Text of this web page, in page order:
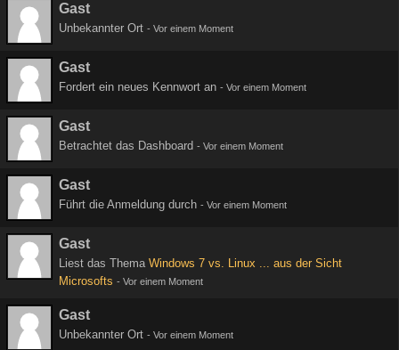
Gast
Unbekannter Ort - Vor einem Moment
Gast
Fordert ein neues Kennwort an - Vor einem Moment
Gast
Betrachtet das Dashboard - Vor einem Moment
Gast
Führt die Anmeldung durch - Vor einem Moment
Gast
Liest das Thema Windows 7 vs. Linux ... aus der Sicht
Microsofts - Vor einem Moment
Gast
Unbekannter Ort - Vor einem Moment